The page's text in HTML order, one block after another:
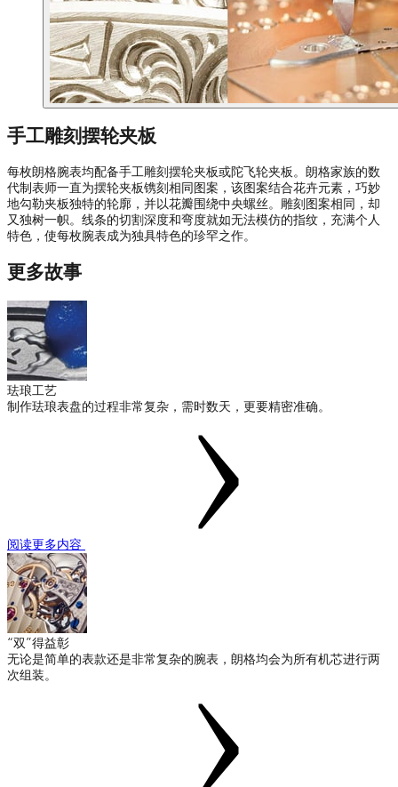
手工雕刻摆轮夹板
每枚朗格腕表均配备手工雕刻摆轮夹板或陀飞轮夹板。朗格家族的数
代制表师一直为摆轮夹板镌刻相同图案，该图案结合花卉元素，巧妙
地勾勒夹板独特的轮廓，并以花瓣围绕中央螺丝。雕刻图案相同，却
又独树一帜。线条的切割深度和弯度就如无法模仿的指纹，充满个人
特色，使每枚腕表成为独具特色的珍罕之作。
更多故事
珐琅工艺
制作珐琅表盘的过程非常复杂，需时数天，更要精密准确。
阅读更多内容
“双”得益彰
无论是简单的表款还是非常复杂的腕表，朗格均会为所有机芯进行两
次组装。